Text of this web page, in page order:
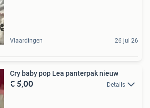
Vlaardingen 26 jul 26
Cry baby pop Lea panterpak nieuw
€ 5,00 Details